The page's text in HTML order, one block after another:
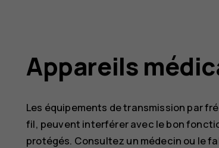
Appareils
Les équipements de transmission par
fil, peuvent interférer avec le bon
protégés. Consultez un médecin ou le